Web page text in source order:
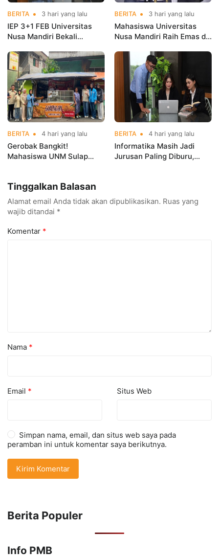
BERITA 3 hari yang lalu
IEP 3+1 FEB Universitas
Nusa Mandiri Bekali
Kerja Sebelum Lulus
BERITA 3 hari yang lalu
Mahasiswa Universitas
Nusa Mandiri Raih Emas di
Indonesia Open
Championships 2026
BERITA 4 hari yang lalu
Gerobak Bangkit!
Mahasiswa UNM Sulap
BERITA 4 hari yang lalu
Informatika Masih Jadi
Jurusan Paling Diburu,
Tinggalkan Balasan
Alamat email Anda tidak akan dipublikasikan. Ruas yang
wajib ditandai *
Komentar *
Nama *
Email * Situs Web
Simpan nama, email, dan situs web saya pada
peramban ini untuk komentar saya berikutnya.
Berita Populer
Info PMB